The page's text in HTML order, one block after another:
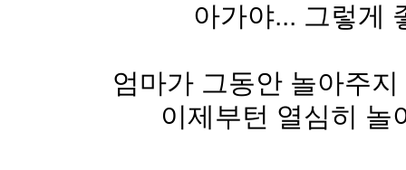
아가야... 그렇게
엄마가 그동안 놀아주
이제부턴 열심히 놀